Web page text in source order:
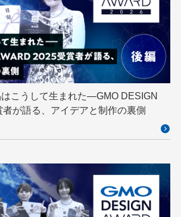
クス商事 GMO AIR
GMO Developers Day
GMO Flatt Security
GMO Hacking Night
GMO SONIC GMOアドパートナーズ
ィング GMOインターネット
GMOサイバーセキュリティ byイエラエ
GMOブランドセキュリティ
はこうして生まれた—GMO DESIGN
が語る、アイデアと制作の裏側